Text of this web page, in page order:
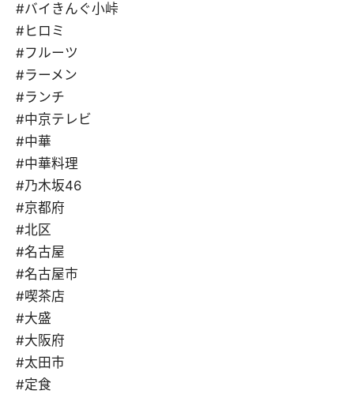
#バイきんぐ小峠
#ヒロミ
#フルーツ
#ラーメン
#ランチ
#中京テレビ
#中華
#中華料理
#乃木坂46
#京都府
#北区
#名古屋
#名古屋市
#喫茶店
#大盛
#大阪府
#太田市
#定食